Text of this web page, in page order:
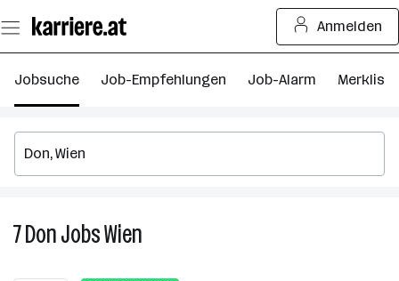
Seiteninhalt
springen
Anmelden
Jobsuche Job-Empfehlungen Job-Alarm Merkliste
7DonJobsWien